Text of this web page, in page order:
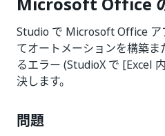
Studio で Microsoft Office ア
てオートメーションを構築
るエラー (StudioX で [Excel
決します。
問題